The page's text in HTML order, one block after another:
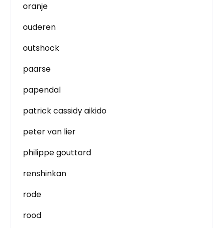
oranje
ouderen
outshock
paarse
papendal
patrick cassidy aikido
peter van lier
philippe gouttard
renshinkan
rode
rood